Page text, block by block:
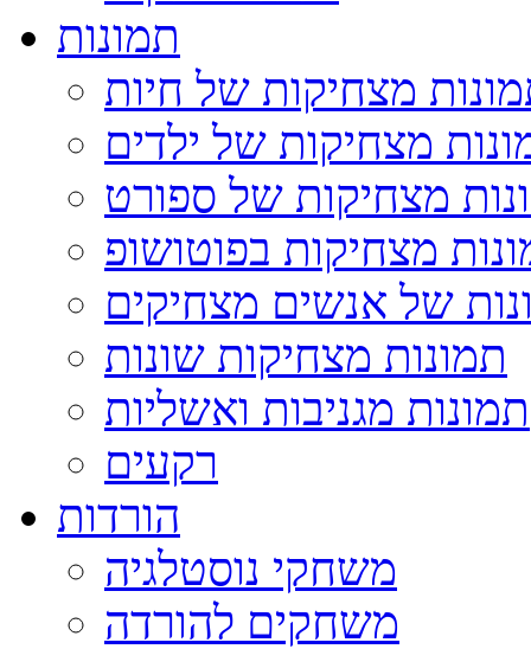
תמונות
מצחיקות של חיות
מצחיקות של ילדים
מצחיקות של ספורט
מצחיקות בפוטושופ
של אנשים מצחיקים
תמונות מצחיקות שונות
תמונות מגניבות ואשליות
רקעים
הורדות
משחקי נוסטלגיה
משחקים להורדה